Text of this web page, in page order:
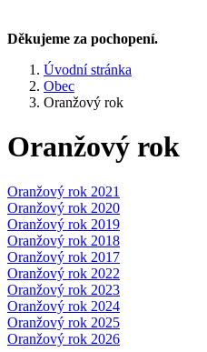
Děkujeme za pochopení.
Úvodní stránka
Obec
Oranžový rok
Oranžový rok
Oranžový rok 2021
Oranžový rok 2020
Oranžový rok 2019
Oranžový rok 2018
Oranžový rok 2017
Oranžový rok 2022
Oranžový rok 2023
Oranžový rok 2024
Oranžový rok 2025
Oranžový rok 2026